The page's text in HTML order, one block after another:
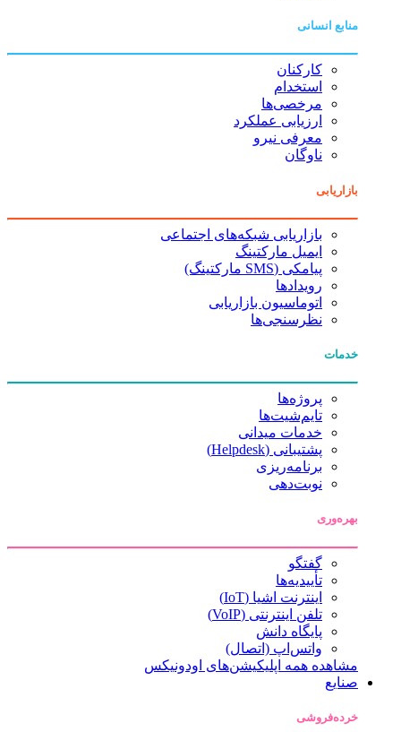
منابع انسانی
کارکنان
استخدام
مرخصی‌ها
ارزیابی عملکرد
معرفی نیرو
ناوگان
بازاریابی
بازاریابی شبکه‌های اجتماعی
ایمیل مارکتینگ
پیامکی (SMS مارکتینگ)
رویدادها
اتوماسیون بازاریابی
نظرسنجی‌ها
خدمات
پروژه‌ها
تایم‌شیت‌ها
خدمات میدانی
پشتیبانی (Helpdesk)
برنامه‌ریزی
نوبت‌دهی
بهره‌وری
گفتگو
تأییدیه‌ها
اینترنت اشیا (IoT)
تلفن اینترنتی (VoIP)
پایگاه دانش
واتس‌اپ (اتصال)
مشاهده همه اپلیکیشن‌های اودونیکس
صنایع
خرده‌فروشی